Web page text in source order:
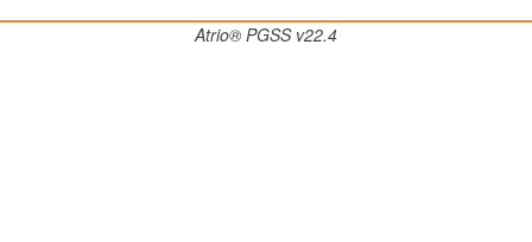
Atrio® PGSS v22.4